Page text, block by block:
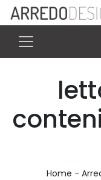
Home -